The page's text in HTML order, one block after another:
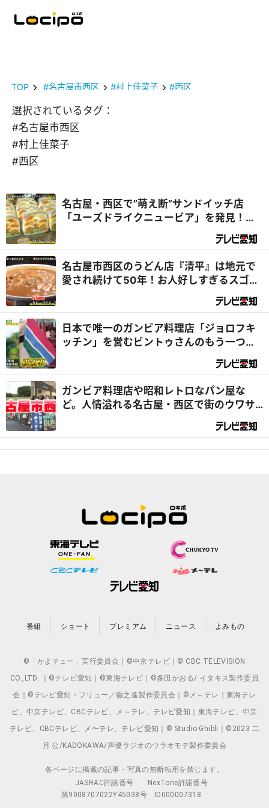
TOP #名古屋市西区 #村上佳菜子 #西区
選択されているタグ：
#名古屋市西区
#村上佳菜子
#西区
名古屋・西区で”萌え断”サンドイッチ店
「ユーズドライクニュービア」を発見！店
主の夢がデラメチャすごかった！『デラメ
名古屋市西区のうどん店『清平』は地元で
愛され続けて50年！お人好しすぎるスゴイ
店だった！？『デラメチャ気になる！』
日本で唯一のガンビア料理店「ジョロフキ
ッチン」を営むビントゥさんのもう一つの
顔は『総領事』⁉｜デラメチャ気になる！
ガンビア料理店や昭和レトロなパン屋な
ど。人情溢れる名古屋・西区で街のウワサ
を大調査！（前編）｜デラメチャ気にな
番組 ショート プレミアム ニュース よみもの
©「かよチュー」実行委員会｜©中京テレビ｜© CBC TELEVISION
CO.,LTD. ｜©テレビ愛知｜©東海テレビ｜©多田かおる/ イタキス製作委員
会｜©テレビ愛知・フリュー／徹之進製作委員会｜©メ～テレ｜東海テレ
ビ、中京テレビ、CBCテレビ、メ～テレ、テレビ愛知｜東海テレビ、中京
テレビ、CBCテレビ、メ〜テレ、テレビ愛知｜© Studio Ghibli｜©2023 二
月 公/KADOKAWA/声優ラジオのウラオモテ製作委員会
各ページに掲載の記事・写真の無断転用を禁じます。
JASRAC許諾番号
NexTone許諾番号
第9008707022Y45038号
ID000007318